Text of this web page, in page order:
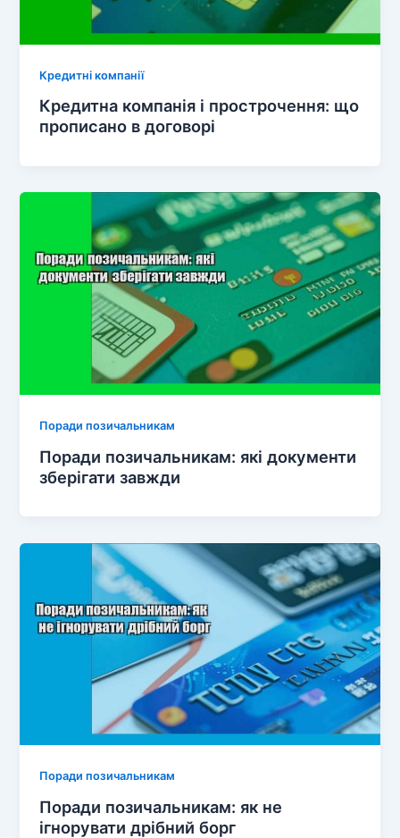
Кредитні компанії
Кредитна компанія і прострочення: що
прописано в договорі
Поради позичальникам
Поради позичальникам: які документи
зберігати завжди
Поради позичальникам
Поради позичальникам: як не
ігнорувати дрібний борг